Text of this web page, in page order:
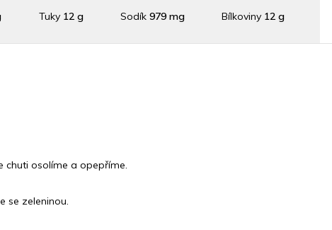
Tuky 12 g Sodík 979 mg Bílkoviny 12 g
chuti osolíme a opepříme.
se zeleninou.